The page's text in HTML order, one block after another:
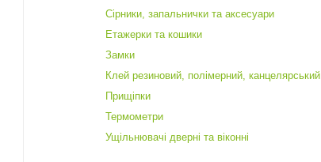
Cірники, запальнички та аксесуари
Етажерки та кошики
Замки
Клей резиновий, полімерний, канцелярський
Прищіпки
Термометри
Ущільнювачі дверні та віконні